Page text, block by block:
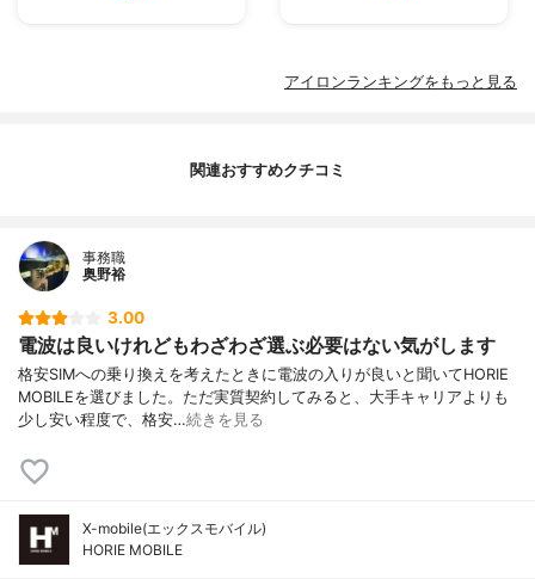
アイロンランキングをもっと見る
関連おすすめクチコミ
事務職
奥野裕
3.00
電波は良いけれどもわざわざ選ぶ必要はない気がします
格安SIMへの乗り換えを考えたときに電波の入りが良いと聞いてHORIE
MOBILEを選びました。ただ実質契約してみると、大手キャリアよりも
少し安い程度で、格安…続きを見る
X-mobile(エックスモバイル)
HORIE MOBILE